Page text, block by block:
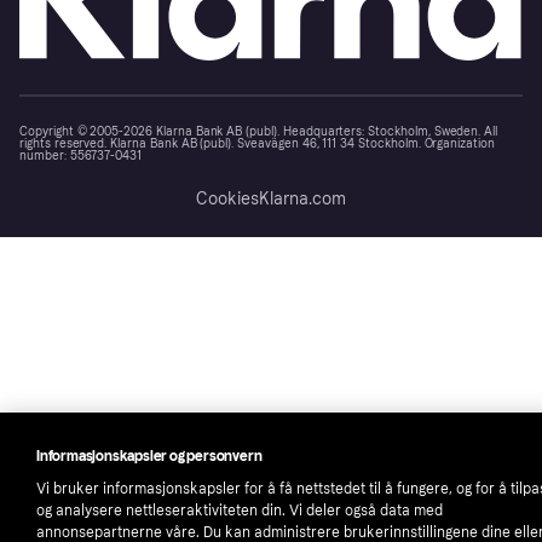
Copyright © 2005-2026 Klarna Bank AB (publ). Headquarters: Stockholm, Sweden. All
rights reserved. Klarna Bank AB (publ). Sveavägen 46, 111 34 Stockholm. Organization
number: 556737-0431
CookiesKlarna.com
Informasjonskapsler og personvern
Vi bruker informasjonskapsler for å få nettstedet til å fungere, og for å
og analysere nettleseraktiviteten din. Vi deler også data med
annonsepartnerne våre. Du kan administrere brukerinnstillingene dine